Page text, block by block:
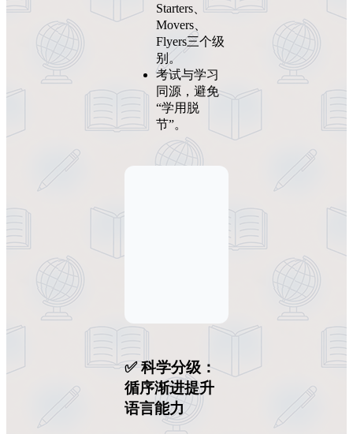
Starters、
Movers、
Flyers三个级
别。
考试与学习
同源，避免
“学用脱
节”。
✅ 科学分级：
循序渐进提升
语言能力